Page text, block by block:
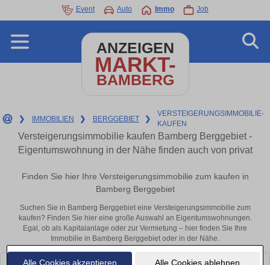
Alle Cookies akzeptieren Alle Cookies ablehnen
Event Auto Immo Job
ANZEIGEN
MARKT-
BAMBERG
❯ IMMOBILIEN ❯ BERGGEBIET ❯
VERSTEIGERUNGSIMMOBILIE-
KAUFEN
Versteigerungsimmobilie kaufen Bamberg Berggebiet -
Eigentumswohnung in der Nähe finden auch von privat
Finden Sie hier Ihre Versteigerungsimmobilie zum kaufen in
Bamberg Berggebiet
Suchen Sie in Bamberg Berggebiet eine Versteigerungsimmobilie zum
kaufen? Finden Sie hier eine große Auswahl an Eigentumswohnungen.
Egal, ob als Kapitalanlage oder zur Vermietung – hier finden Sie Ihre
Immobilie in Bamberg Berggebiet oder in der Nähe.